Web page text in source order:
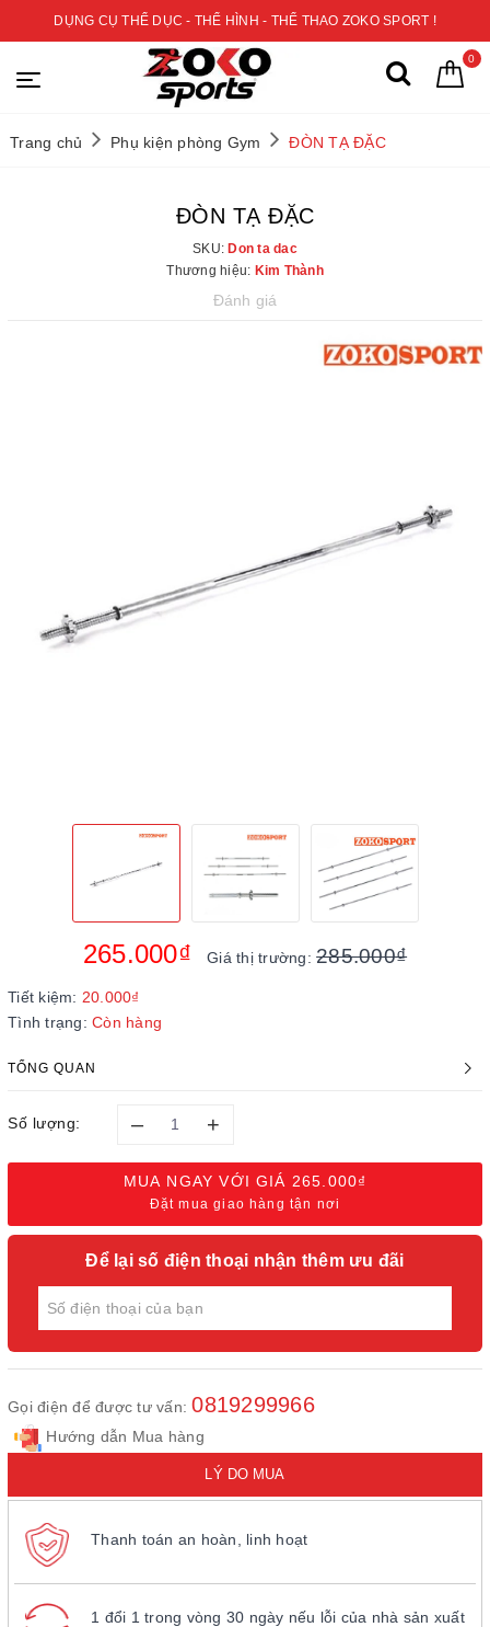
DỤNG CỤ THỂ DỤC - THỂ HÌNH - THỂ THAO ZOKO SPORT !
0
Trang chủ Phụ kiện phòng Gym ĐÒN TẠ ĐẶC
ĐÒN TẠ ĐẶC
SKU: Don ta dac
Thương hiệu: Kim Thành
Đánh giá
265.000₫ Giá thị trường:285.000₫
Tiết kiệm: 20.000₫
Tình trạng: Còn hàng
TỔNG QUAN
Số lượng: – +
MUA NGAY VỚI GIÁ 265.000₫
Đặt mua giao hàng tận nơi
Để lại số điện thoại nhận thêm ưu đãi
Gọi điện để được tư vấn:0819299966
Hướng dẫn Mua hàng
LÝ DO MUA
Thanh toán an hoàn, linh hoạt
1 đổi 1 trong vòng 30 ngày nếu lỗi của nhà sản xuất